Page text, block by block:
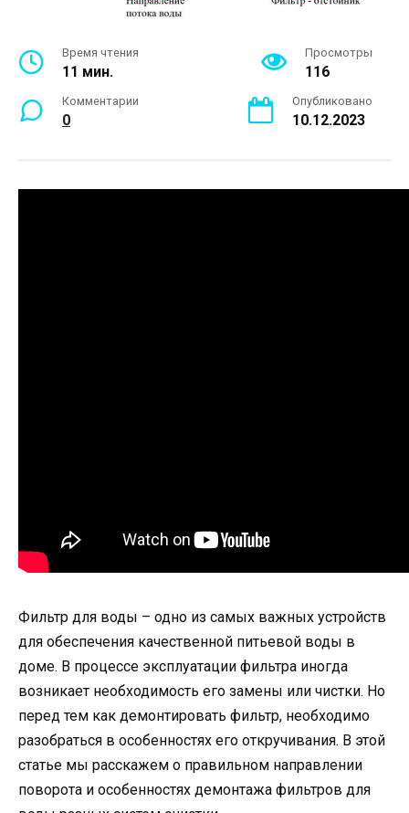
Время чтения
11 мин.
Просмотры
116
Комментарии
0
Опубликовано
10.12.2023
Фильтр для воды – одно из самых важных устройств
для обеспечения качественной питьевой воды в
доме. В процессе эксплуатации фильтра иногда
возникает необходимость его замены или чистки. Но
перед тем как демонтировать фильтр, необходимо
разобраться в особенностях его откручивания. В этой
статье мы расскажем о правильном направлении
поворота и особенностях демонтажа фильтров для